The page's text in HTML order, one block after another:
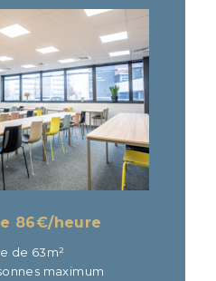
86€/heure
de 63m²
maximum